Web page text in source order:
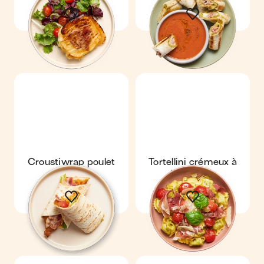
Croustiwrap poulet
bacon
Tortellini crémeux à
l'italienne